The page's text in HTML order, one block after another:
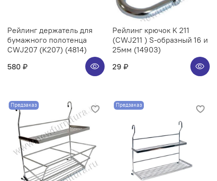
Рейлинг держатель для
бумажного полотенца
CWJ207 (K207) (4814)
580 ₽
Рейлинг крючок K 211
(CWJ211 ) S-образный 16 и
25мм (14903)
29 ₽
Предзаказ Предзаказ